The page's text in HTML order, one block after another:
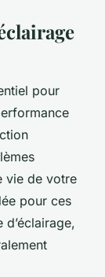
pour
vie de votre
pour ces